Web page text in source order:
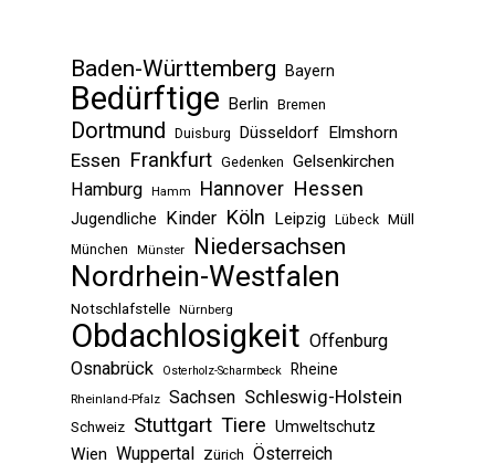
Baden-Württemberg Bayern
Bedürftige Berlin Bremen
Dortmund Duisburg Düsseldorf Elmshorn
Essen Frankfurt Gedenken Gelsenkirchen
Hamburg Hamm Hannover Hessen
Jugendliche Kinder Köln Leipzig Lübeck Müll
München Münster Niedersachsen
Nordrhein-Westfalen
Notschlafstelle Nürnberg
Obdachlosigkeit Offenburg
Osnabrück
Osterholz-Scharmbeck Rheine
Rheinland-Pfalz Sachsen Schleswig-Holstein
Schweiz Stuttgart Tiere Umweltschutz
Wien Wuppertal Zürich Österreich